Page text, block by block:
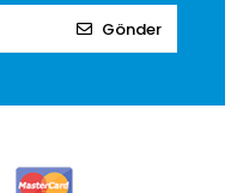
Gönder